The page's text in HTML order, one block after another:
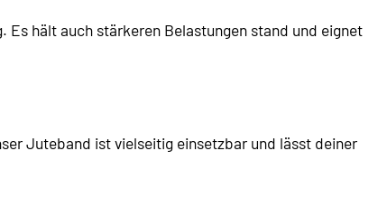
hält auch stärkeren Belastungen stand und eignet
Juteband ist vielseitig einsetzbar und lässt deiner